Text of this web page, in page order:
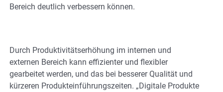
Bereich deutlich verbessern können.
Durch Produktivitätserhöhung im internen und
externen Bereich kann effizienter und flexibler
gearbeitet werden, und das bei besserer Qualität und
kürzeren Produkteinführungszeiten. „Digitale Produkte